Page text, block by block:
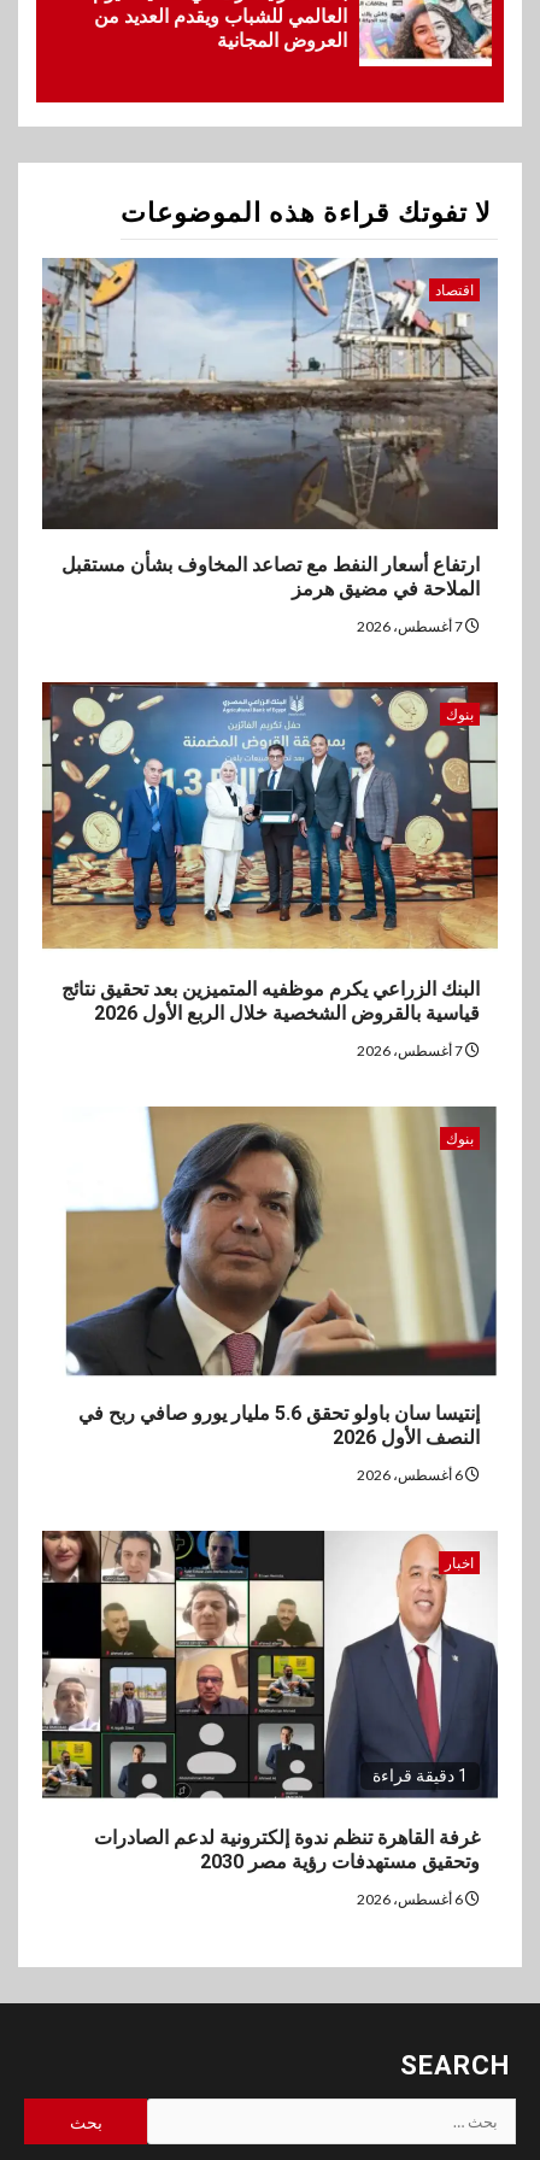
1
ارتفاع أسعار النفط مع تصاعد
المخاوف بشأن مستقبل الملاحة
بنوك
البنك الزراعي يكرم موظفيه
المتميزين بعد تحقيق نتائج قياسية
بالقروض الشخصية خلال الربع
الأول 2026
3
بنوك
يورو صافي ربح في النصف الأول
2026
اخبار
غرفة القاهرة تنظم ندوة إلكترونية
5
بنك مصر يشارك في فعالية اليوم
العالمي للشباب ويقدم العديد من
العروض المجانية
العالمي للشباب ويقدم العديد من
العروض المجانية
لا تفوتك قراءة هذه الموضوعات
اقتصاد
ارتفاع أسعار النفط مع تصاعد المخاوف بشأن مستقبل
الملاحة في مضيق هرمز
بنوك
البنك الزراعي يكرم موظفيه المتميزين بعد تحقيق نتائج
قياسية بالقروض الشخصية خلال الربع الأول 2026
بنوك
إنتيسا سان باولو تحقق 5.6 مليار يورو صافي ربح في
النصف الأول 2026
اخبار
1 دقيقة قراءة
غرفة القاهرة تنظم ندوة إلكترونية لدعم الصادرات
وتحقيق مستهدفات رؤية مصر 2030
SEARCH
البحث
عن: